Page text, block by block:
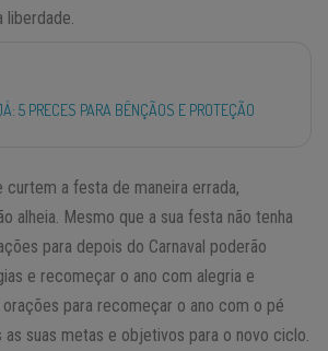
liberdade.
5 PRECES PARA BÊNÇÃOS E PROTEÇÃO
a festa de maneira errada,
alheia. Mesmo que a sua festa não tenha
para depois do Carnaval poderão
e recomeçar o ano com alegria e
para recomeçar o ano com o pé
suas metas e objetivos para o novo ciclo.